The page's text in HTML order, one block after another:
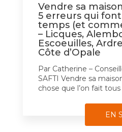
Vendre sa
5 erreurs qui
temps (et
– Licques,
Escoeuilles,
Côte d’Opale
Par Catherine –
SAFTI Vendre sa
chose que l’on fait tous
EN